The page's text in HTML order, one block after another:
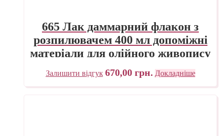
665 Лак даммарний флакон з
розпилювачем 400 мл допоміжні
матеріали для олійного живопису
Maimeri Італія
Залишити відгук 670,00 грн. Докладніше